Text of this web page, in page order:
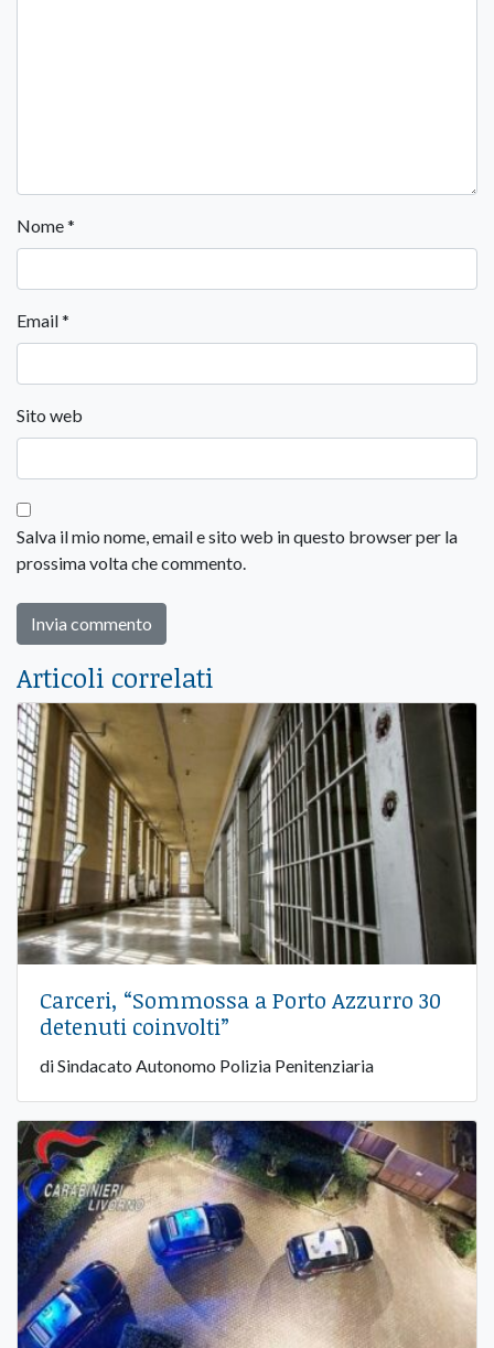
Nome*
Email*
Sito web
Salva il mio nome, email e sito web in questo browser per la
prossima volta che commento.
Articoli correlati
Carceri, “Sommossa a Porto Azzurro 30
detenuti coinvolti”
di Sindacato Autonomo Polizia Penitenziaria